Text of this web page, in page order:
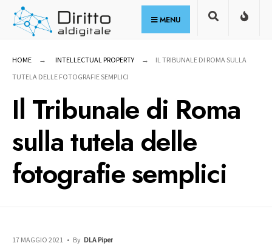
Skip
MENU
HOME INTELLECTUAL PROPERTY
IL TRIBUNALE DI ROMA SULLA
TUTELA DELLE FOTOGRAFIE SEMPLICI
Il Tribunale di Roma
sulla tutela delle
fotografie semplici
17 MAGGIO 2021 • By DLA Piper